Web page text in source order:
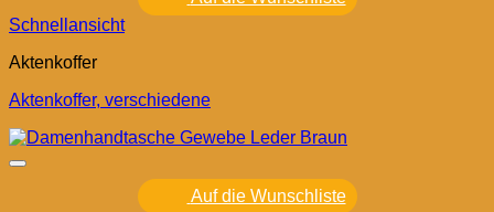
Schnellansicht
Aktenkoffer
Aktenkoffer, verschiedene
Auf die Wunschliste